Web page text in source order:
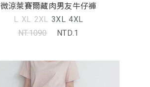
微涼萊賽爾藏肉男友牛仔褲
L XL 2XL 3XL 4XL
NT.1090
NTD.1